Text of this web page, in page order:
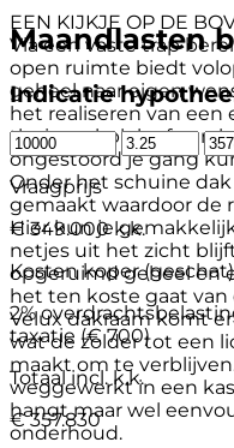
EEN KIJKJE OP DE
Via een vaste trap
open ruimte biedt
geheel naar eigen
het realiseren van een
thuiswerkplek of een
ongestoord je gang
Onder het schuine
gemaakt waardoor
Hier kun je
netjes uit het zicht
opgeruimd geheel en
het ten koste gaat
Velux dakraam komt
wat de zolder tot een
maakt om te
weggewerkt in een
hangt maar wel
onderhoud.
Maandlasten
Indicatie
Vraagprijs
€ 349.000 k.k.
Kosten koper
2%
taxatie (€ 700)
Totaal incl. k.k.
€ 357.830